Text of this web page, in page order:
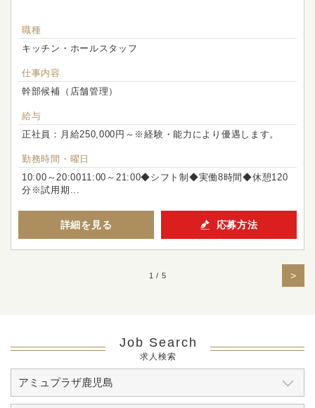
職種
キッチン・ホールスタッフ
仕事内容
幹部候補（店舗管理）
給与
正社員：月給250,000円～※経験・能力により優遇します。
勤務時間・曜日
10:00～20:0011:00～21:00◆シフト制◆実働8時間◆休憩120
分※試用期...
詳細を見る 応募方法
1 / 5 >
Job Search
求人検索